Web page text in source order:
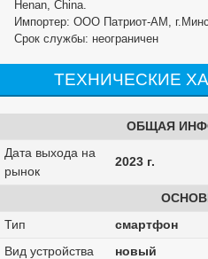
Henan, China.
Импортер: ООО Патриот-АМ,
Срок службы: неограничен
ТЕХНИЧЕСКИЕ
ОБЩАЯ
Дата выхода на
рынок
2023 г.
Тип
смартфон
Вид устройства
новый